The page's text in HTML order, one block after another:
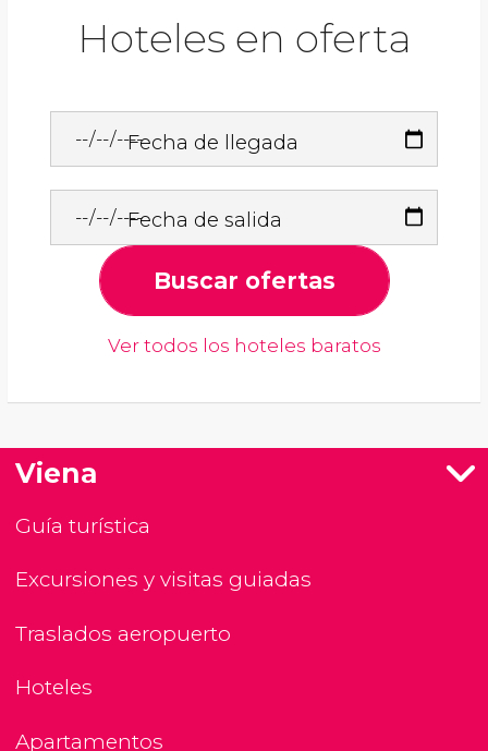
Hoteles en oferta
Fecha de llegada
Fecha de salida
Buscar ofertas
Ver todos los hoteles baratos
Viena
Guía turística
Excursiones y visitas guiadas
Traslados aeropuerto
Hoteles
Apartamentos